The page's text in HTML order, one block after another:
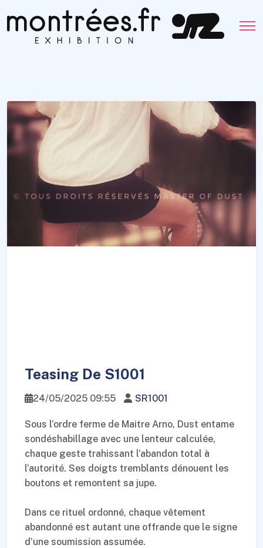
Teasing De S1001
24/05/2025 09:55 SR1001
Sous l’ordre ferme de Maitre Arno, Dust entame
sondéshabillage avec une lenteur calculée,
chaque geste trahissant l’abandon total à
l’autorité. Ses doigts tremblants dénouent les
boutons et remontent sa jupe.
Dans ce rituel ordonné, chaque vêtement
abandonné est autant une offrande que le signe
d’une soumission assumée.